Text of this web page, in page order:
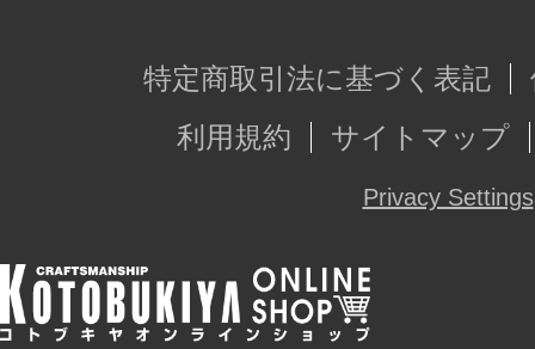
特定商取引法に基づく表記
利用規約
サイトマップ
Privacy Settings